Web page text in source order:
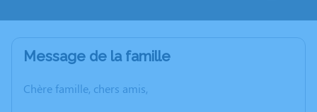
Message de la famille
Chère famille, chers amis,